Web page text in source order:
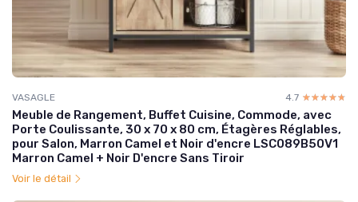
VASAGLE 4.7 ☆☆☆☆☆
★★★★★
Meuble de Rangement, Buffet Cuisine, Commode, avec
Porte Coulissante, 30 x 70 x 80 cm, Étagères Réglables,
pour Salon, Marron Camel et Noir d'encre LSC089B50V1
Marron Camel + Noir D'encre Sans Tiroir
Voir le détail